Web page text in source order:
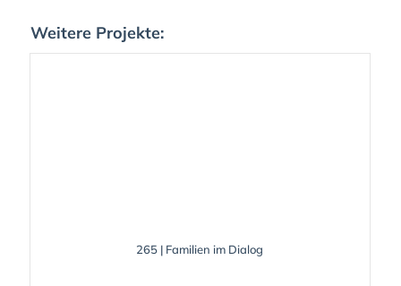
Weitere Projekte:
265 | Familien im Dialog